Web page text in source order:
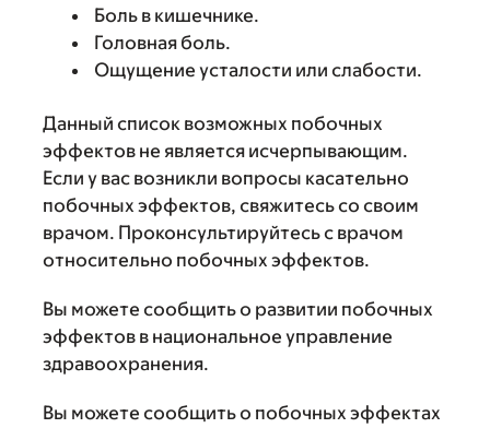
Боль в кишечнике.
Головная боль.
Ощущение усталости или слабости.
Данный список возможных побочных
эффектов не является исчерпывающим.
Если у вас возникли вопросы касательно
побочных эффектов, свяжитесь со своим
врачом. Проконсультируйтесь с врачом
относительно побочных эффектов.
Вы можете сообщить о развитии побочных
эффектов в национальное управление
здравоохранения.
Вы можете сообщить о побочных эффектах